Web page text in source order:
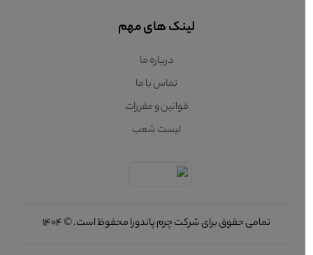
لینک های مهم
درباره ما
تماس با ما
قوانین و مقررات
لیست شعب
تمامی حقوق برای شرکت چرم پاندورا محفوظ است. © 1404